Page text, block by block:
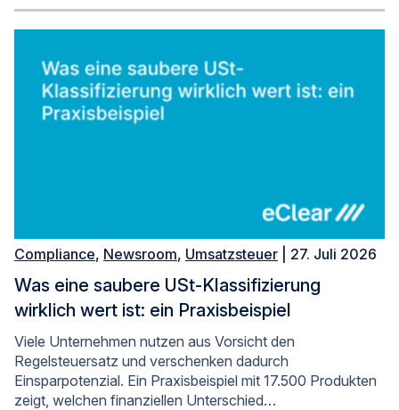
Compliance, Newsroom, Umsatzsteuer | 27. Juli 2026
Was eine saubere USt-Klassifizierung
wirklich wert ist: ein Praxisbeispiel
Viele Unternehmen nutzen aus Vorsicht den
Regelsteuersatz und verschenken dadurch
Einsparpotenzial. Ein Praxisbeispiel mit 17.500 Produkten
zeigt, welchen finanziellen Unterschied…